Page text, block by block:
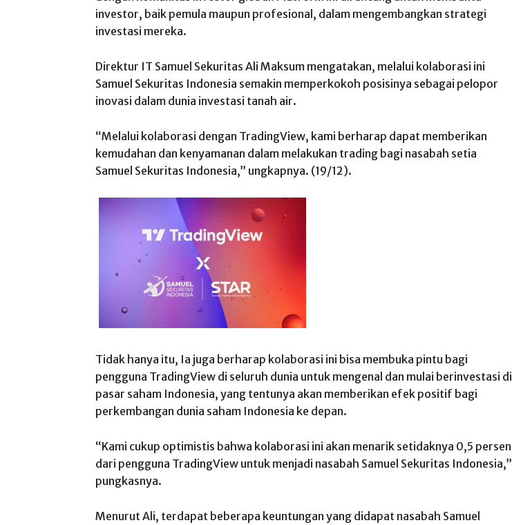
investor, baik pemula maupun profesional, dalam mengembangkan strategi
investasi mereka.
Direktur IT Samuel Sekuritas Ali Maksum mengatakan, melalui kolaborasi ini
Samuel Sekuritas Indonesia semakin memperkokoh posisinya sebagai pelopor
inovasi dalam dunia investasi tanah air.
“Melalui kolaborasi dengan TradingView, kami berharap dapat memberikan
kemudahan dan kenyamanan dalam melakukan trading bagi nasabah setia
Samuel Sekuritas Indonesia,” ungkapnya. (19/12).
Tidak hanya itu, Ia juga berharap kolaborasi ini bisa membuka pintu bagi
pengguna TradingView di seluruh dunia untuk mengenal dan mulai berinvestasi di
pasar saham Indonesia, yang tentunya akan memberikan efek positif bagi
perkembangan dunia saham Indonesia ke depan.
“Kami cukup optimistis bahwa kolaborasi ini akan menarik setidaknya 0,5 persen
dari pengguna TradingView untuk menjadi nasabah Samuel Sekuritas Indonesia,”
pungkasnya.
Menurut Ali, terdapat beberapa keuntungan yang didapat nasabah Samuel